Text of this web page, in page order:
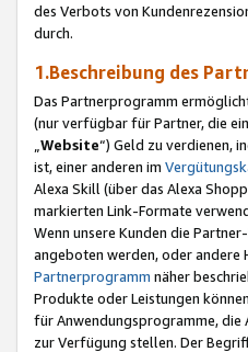
des Verbots von
durch.
1.Beschreibung des
Das Partnerprogramm
(nur verfügbar für Partner, die
Website“) Geld zu verdienen,
ist, einer anderen im
Alexa Skill (über das Alexa
markierten Link-Formate
Wenn unsere Kunden die
angeboten werden, oder andere
Partnerprogramm näher
Produkte oder Leistungen
für Anwendungsprogramme, die
zur Verfügung stellen. Der